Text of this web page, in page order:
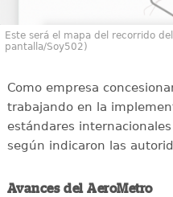
Este será el mapa del recorrido
pantalla/Soy502)
Como empresa
trabajando en la
estándares
según indicaron las
Avances del AeroMetro